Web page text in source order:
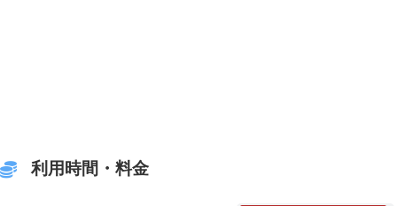
利用時間・料金